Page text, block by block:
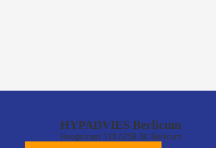
HYPADVIES Berlicum
Hoogstraat 135 5258 BC Berlicum